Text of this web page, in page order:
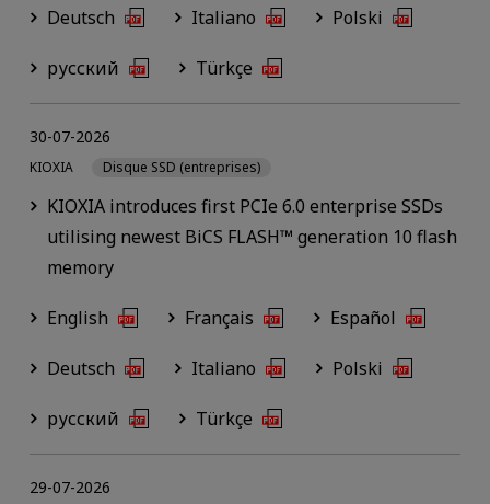
Deutsch Italiano Polski
русский Türkçe
KIOXIA introduces first PCIe 6.0 enterprise SSDs
utilising newest BiCS FLASH™ generation 10 flash
memory
30-07-2026
KIOXIA Disque SSD (entreprises)
English Français Español
Deutsch Italiano Polski
русский Türkçe
29-07-2026